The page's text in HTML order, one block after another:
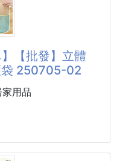
薈等天然成分🌿
膚的水分平衡
用
【批發】立體
袋 250705-02
用品